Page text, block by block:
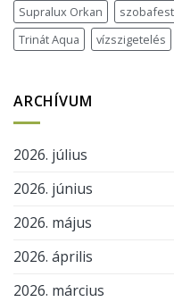
Supralux Orkan
Trinát Aqua
vízszigetelés
ARCHÍVUM
2026. július
2026. június
2026. május
2026. április
2026. március